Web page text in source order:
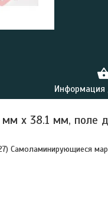
Информация
х 38.1 мм, поле
Самоламинирующиеся